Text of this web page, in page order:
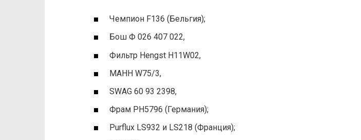
Чемпион F136 (Бельгия);
Бош Ф 026 407 022,
Фильтр Hengst H11W02,
МАНН W75/3,
SWAG 60 93 2398,
Фрам РН5796 (Германия);
Purflux LS932 и LS218 (Франция);